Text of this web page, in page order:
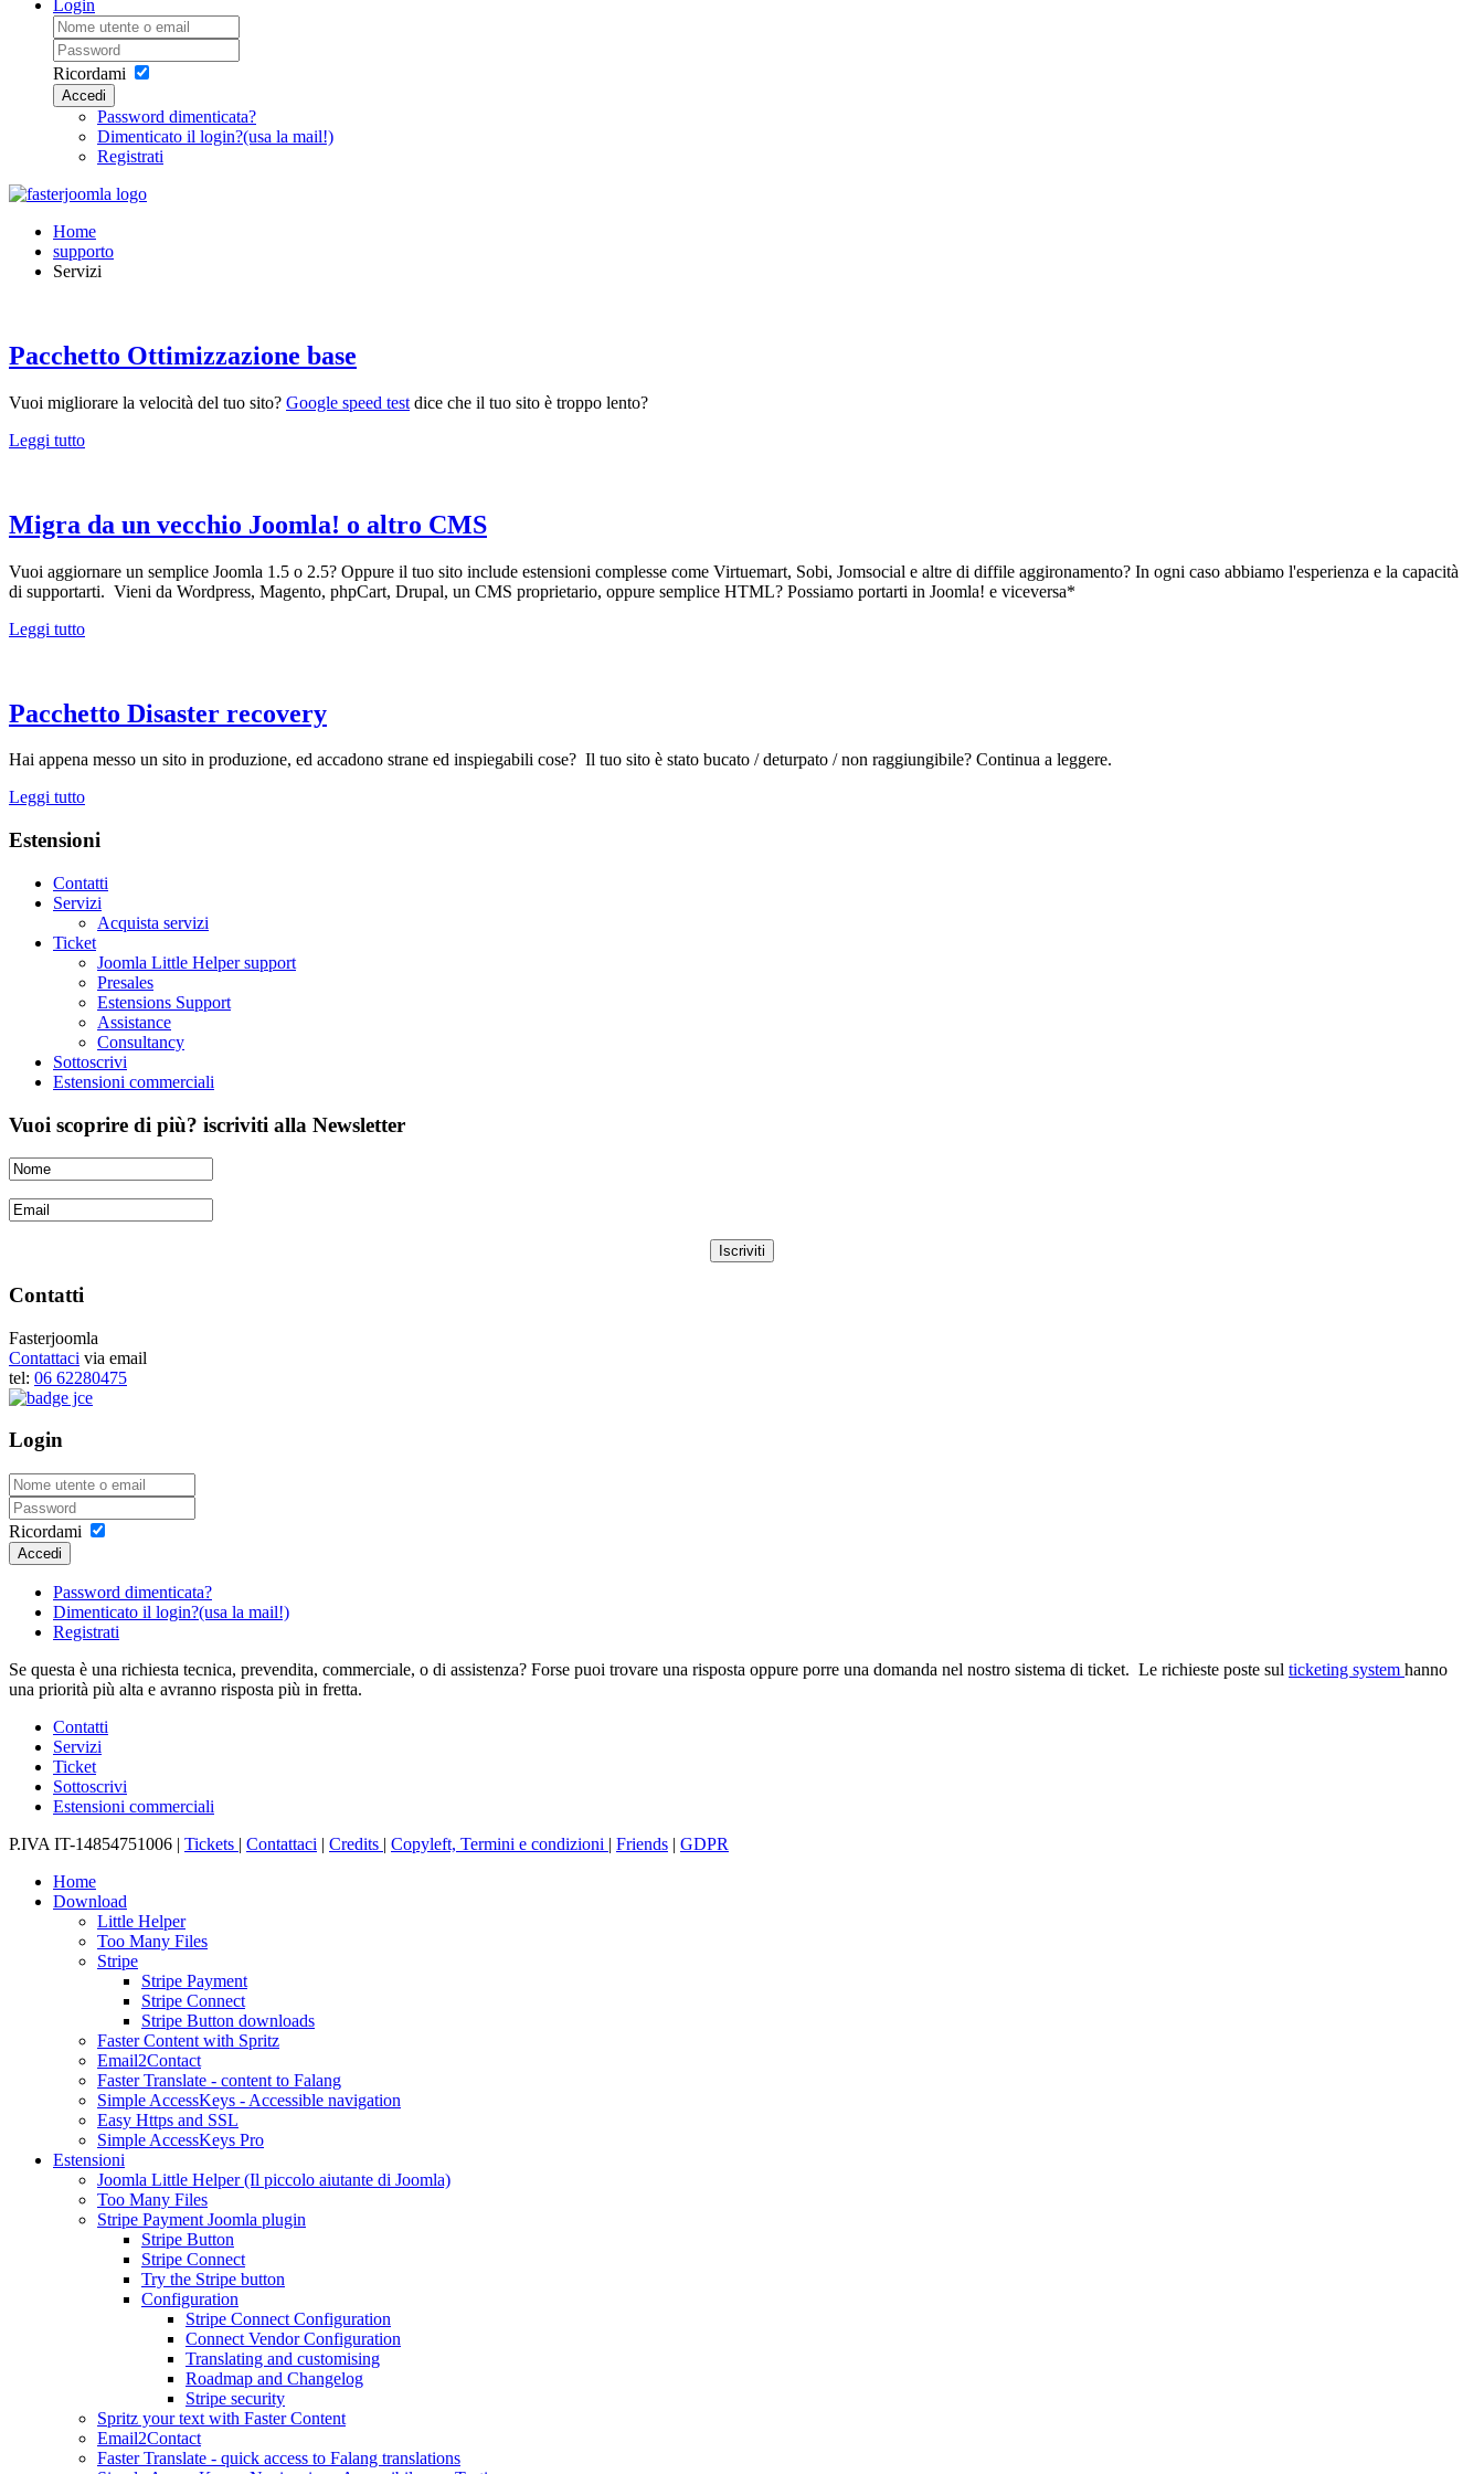
Login
Ricordami
Accedi
Password dimenticata?
Dimenticato il login?(usa la mail!)
Registrati
Home
supporto
Servizi
Pacchetto Ottimizzazione base
Vuoi migliorare la velocità del tuo sito? Google speed test dice che il tuo sito è troppo lento?
Leggi tutto
Migra da un vecchio Joomla! o altro CMS
Vuoi aggiornare un semplice Joomla 1.5 o 2.5? Oppure il tuo sito include estensioni complesse come Virtuemart, Sobi, Jomsocial e altre di diffile aggironamento? In ogni caso abbiamo l'esperienza e la capacità
di supportarti. Vieni da Wordpress, Magento, phpCart, Drupal, un CMS proprietario, oppure semplice HTML? Possiamo portarti in Joomla! e viceversa*
Leggi tutto
Pacchetto Disaster recovery
Hai appena messo un sito in produzione, ed accadono strane ed inspiegabili cose? Il tuo sito è stato bucato / deturpato / non raggiungibile? Continua a leggere.
Leggi tutto
Estensioni
Contatti
Servizi
Acquista servizi
Ticket
Joomla Little Helper support
Presales
Estensions Support
Assistance
Consultancy
Sottoscrivi
Estensioni commerciali
Vuoi scoprire di più? iscriviti alla Newsletter
Contatti
Fasterjoomla
Contattaci via email
tel: 06 62280475
Login
Ricordami
Accedi
Password dimenticata?
Dimenticato il login?(usa la mail!)
Registrati
Se questa è una richiesta tecnica, prevendita, commerciale, o di assistenza? Forse puoi trovare una risposta oppure porre una domanda nel nostro sistema di ticket. Le richieste poste sul ticketing system hanno
una priorità più alta e avranno risposta più in fretta.
Contatti
Servizi
Ticket
Sottoscrivi
Estensioni commerciali
P.IVA IT-14854751006 | Tickets | Contattaci | Credits | Copyleft, Termini e condizioni | Friends | GDPR
Home
Download
Little Helper
Too Many Files
Stripe
Stripe Payment
Stripe Connect
Stripe Button downloads
Faster Content with Spritz
Email2Contact
Faster Translate - content to Falang
Simple AccessKeys - Accessible navigation
Easy Https and SSL
Simple AccessKeys Pro
Estensioni
Joomla Little Helper (Il piccolo aiutante di Joomla)
Too Many Files
Stripe Payment Joomla plugin
Stripe Button
Stripe Connect
Try the Stripe button
Configuration
Stripe Connect Configuration
Connect Vendor Configuration
Translating and customising
Roadmap and Changelog
Stripe security
Spritz your text with Faster Content
Email2Contact
Faster Translate - quick access to Falang translations